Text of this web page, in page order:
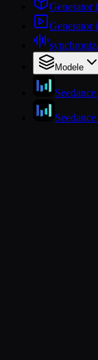
Generator
Modele